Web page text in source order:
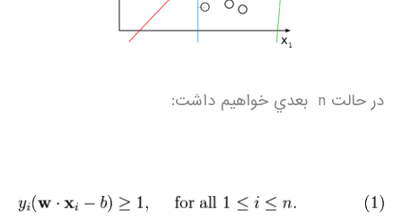
در حالت n بعدي خواهيم داشت: